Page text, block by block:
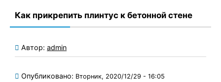
Как прикрепить плинтус к бетонной стене
Автор: admin
Опубликовано: Вторник, 2020/12/29 - 16:05